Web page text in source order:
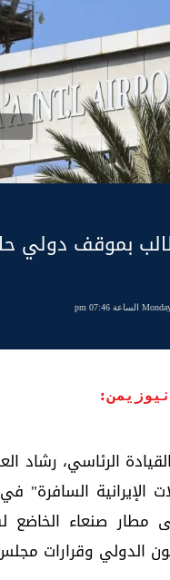
بموقف دولي
الرئاسي، رشاد
الإيرانية
مطار صنعاء
الدولي وقرارات